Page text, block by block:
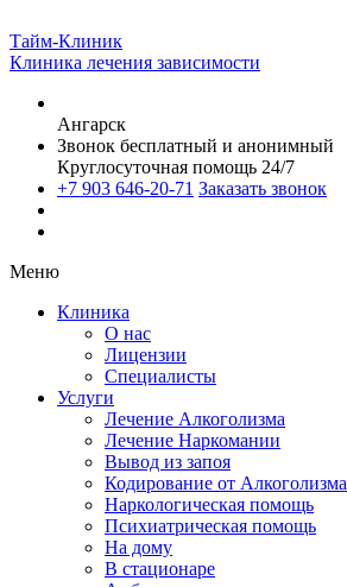
Тайм-Клиник
Клиника лечения зависимости
Ангарск
Звонок бесплатный и анонимный
Круглосуточная помощь 24/7
+7 903 646-20-71 Заказать звонок
Меню
Клиника
О нас
Лицензии
Специалисты
Услуги
Лечение Алкоголизма
Лечение Наркомании
Вывод из запоя
Кодирование от Алкоголизма
Наркологическая помощь
Психиатрическая помощь
На дому
В стационаре